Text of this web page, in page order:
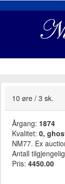
10 øre / 3 sk.
Årgang: 1874
Kvalitet: 0,
NM77. Ex
Antall
Pris: 4450.00